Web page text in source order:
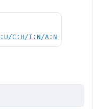
C:H/I:N/A:N